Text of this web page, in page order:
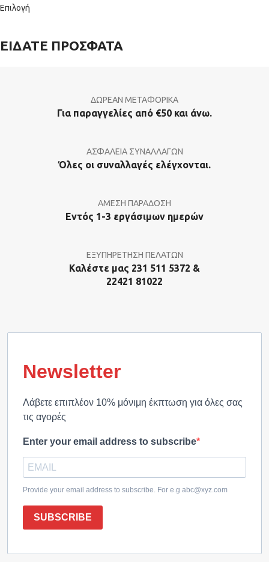
Επιλογή
ΕΙΔΑΤΕ ΠΡΟΣΦΑΤΑ
ΔΩΡΕΑΝ ΜΕΤΑΦΟΡΙΚΑ
Για παραγγελίες από €50 και άνω.
ΑΣΦΑΛΕΙΑ ΣΥΝΑΛΛΑΓΩΝ
Όλες οι συναλλαγές ελέγχονται.
ΑΜΕΣΗ ΠΑΡΑΔΟΣΗ
Εντός 1-3 εργάσιμων ημερών
ΕΞΥΠΗΡΕΤΗΣΗ ΠΕΛΑΤΩΝ
Καλέστε μας 231 511 5372 &
22421 81022
Newsletter
Λάβετε επιπλέον 10% μόνιμη έκπτωση για όλες σας
τις αγορές
Enter your email address to subscribe
Provide your email address to subscribe. For e.g abc@xyz.com
SUBSCRIBE